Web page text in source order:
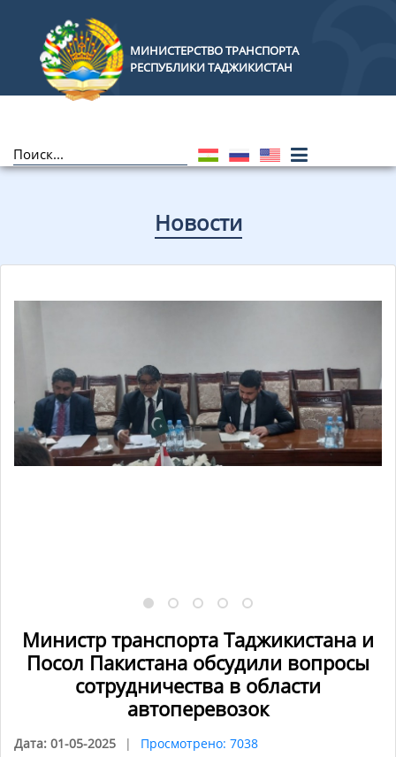
МИНИСТЕРСТВО ТРАНСПОРТА
РЕСПУБЛИКИ ТАДЖИКИСТАН
Новости
Министр транспорта Таджикистана и
Посол Пакистана обсудили вопросы
сотрудничества в области
автоперевозок
Дата: 01-05-2025 Просмотрено: 7038